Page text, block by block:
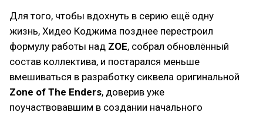
Для того, чтобы вдохнуть в серию ещё одну
жизнь, Хидео Коджима позднее перестроил
формулу работы над ZOE, собрал обновлённый
состав коллектива, и постарался меньше
вмешиваться в разработку сиквела оригинальной
Zone of The Enders, доверив уже
поучаствовавшим в создании начального